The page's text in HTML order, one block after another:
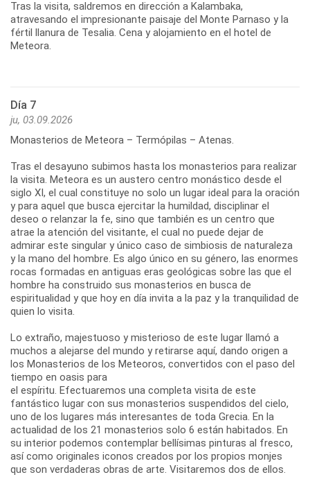
Tras la visita, saldremos en dirección a Kalambaka,
atravesando el impresionante paisaje del Monte Parnaso y la
fértil llanura de Tesalia. Cena y alojamiento en el hotel de
Meteora.
Día 7
ju, 03.09.2026
Monasterios de Meteora – Termópilas – Atenas.
Tras el desayuno subimos hasta los monasterios para realizar
la visita. Meteora es un austero centro monástico desde el
siglo XI, el cual constituye no solo un lugar ideal para la oración
y para aquel que busca ejercitar la humildad, disciplinar el
deseo o relanzar la fe, sino que también es un centro que
atrae la atención del visitante, el cual no puede dejar de
admirar este singular y único caso de simbiosis de naturaleza
y la mano del hombre. Es algo único en su género, las enormes
rocas formadas en antiguas eras geológicas sobre las que el
hombre ha construido sus monasterios en busca de
espiritualidad y que hoy en día invita a la paz y la tranquilidad de
quien lo visita.
Lo extraño, majestuoso y misterioso de este lugar llamó a
muchos a alejarse del mundo y retirarse aquí, dando origen a
los Monasterios de los Meteoros, convertidos con el paso del
tiempo en oasis para
el espíritu. Efectuaremos una completa visita de este
fantástico lugar con sus monasterios suspendidos del cielo,
uno de los lugares más interesantes de toda Grecia. En la
actualidad de los 21 monasterios solo 6 están habitados. En
su interior podemos contemplar bellísimas pinturas al fresco,
así como originales iconos creados por los propios monjes
que son verdaderas obras de arte. Visitaremos dos de ellos.